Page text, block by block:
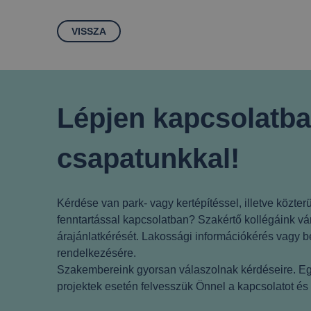
VISSZA
Lépjen
csapatunkkal!
Kérdése van park- vagy kertépítéssel, illetve
fenntartással kapcsolatban? Szakértő kollégáink
árajánlatkérését. Lakossági információkérés vagy
rendelkezésére.
Szakembereink gyorsan válaszolnak kérdéseire.
projektek esetén felvesszük Önnel a kapcsolatot